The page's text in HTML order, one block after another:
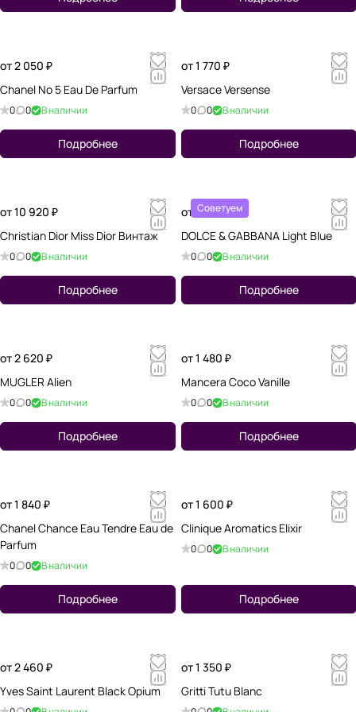
от 2 050 ₽
Chanel No 5 Eau De Parfum
0 0 В наличии
Подробнее
от 1 770 ₽
Versace Versense
0 0 В наличии
Подробнее
от 10 920 ₽
Christian Dior Miss Dior Винтаж
0 0 В наличии
Подробнее
Советуем
от 1 970 ₽
DOLCE & GABBANA Light Blue
0 0 В наличии
Подробнее
от 2 620 ₽
MUGLER Alien
0 0 В наличии
Подробнее
от 1 480 ₽
Mancera Coco Vanille
0 0 В наличии
Подробнее
от 1 840 ₽
Chanel Chance Eau Tendre Eau de
Parfum
0 0 В наличии
Подробнее
от 1 600 ₽
Clinique Aromatics Elixir
0 0 В наличии
Подробнее
от 2 460 ₽
Yves Saint Laurent Black Opium
от 1 350 ₽
Gritti Tutu Blanc